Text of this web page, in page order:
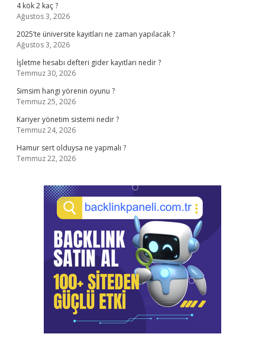
4 kök 2 kaç ?
Ağustos 3, 2026
2025’te üniversite kayıtları ne zaman yapılacak ?
Ağustos 3, 2026
İşletme hesabı defteri gider kayıtları nedir ?
Temmuz 30, 2026
Simsim hangi yörenin oyunu ?
Temmuz 25, 2026
Kariyer yönetim sistemi nedir ?
Temmuz 24, 2026
Hamur sert olduysa ne yapmalı ?
Temmuz 22, 2026